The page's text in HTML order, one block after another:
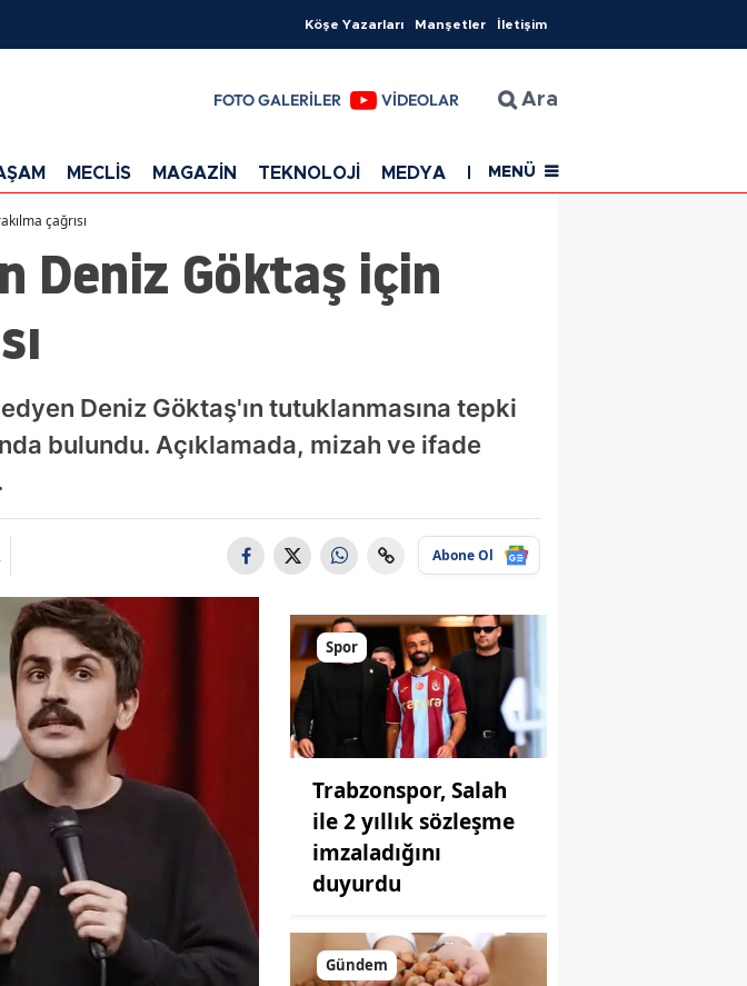
Köşe Yazarları Manşetler İletişim
FOTO GALERİLER VİDEOLAR Ara
MECLİS MAGAZİN TEKNOLOJİ MEDYA EĞİTİM SAĞLIK
MENÜ
çağrısı
Deniz Göktaş için
Deniz Göktaş'ın tutuklanmasına tepki
bulundu. Açıklamada, mizah ve ifade
Abone Ol
Spor
Trabzonspor, Salah
ile 2 yıllık sözleşme
imzaladığını
duyurdu
Gündem